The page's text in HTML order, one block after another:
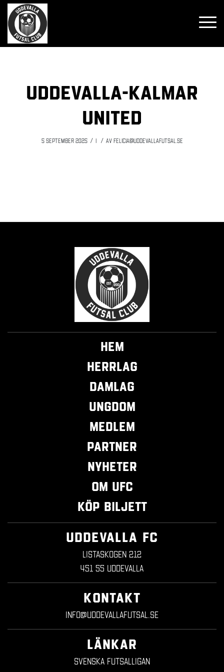
Uddevalla-Kalmar
United
5 september 2025 / i / av felicia@uddevallafutsal.se
Hem
Herrlag
Damlag
Ungdom
Medlem
Partner
Nyheter
Om UFC
Köp biljett
UDDEVALLA FC
Listaskogen 212
451 55 Uddevalla
KONTAKT
info@uddevallafutsal.se
LÄNKAR
Svenska Futsalligan